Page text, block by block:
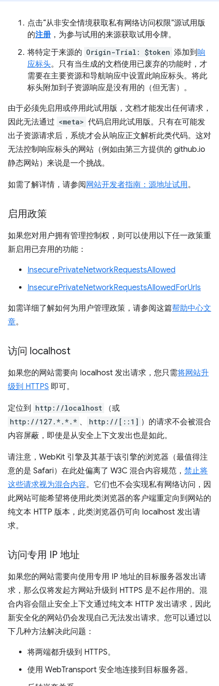
点击“从非安全情境获取私有网络访问权限”源试用版
的注册 ，为参与试用的来源获取试用令牌。
将特定于来源的 Origin-Trial: $token 添加到响
应标头。只有当生成的文档使用已废弃的功能时，才
需要在主要资源和导航响应中设置此响应标头。将此
标头附加到子资源响应是没有用的（但无害）。
由于必须先启用或停用此试用版，文档才能发出任何请求，
因此无法通过 <meta> 代码启用此试用版。 只有在可能发
出子资源请求后，系统才会从响应正文解析此类代码。这对
无法控制响应标头的网站（例如由第三方提供的 github.io
静态网站）来说是一个挑战。
如需了解详情，请参阅网站开发者指南：源地址试用。
启用政策
如果您对用户拥有管理控制权，则可以使用以下任一政策重
新启用已弃用的功能：
InsecurePrivateNetworkRequestsAllowed
InsecurePrivateNetworkRequestsAllowedForUrls
如需详细了解如何为用户管理政策，请参阅这篇帮助中心文
章。
访问 localhost
如果您的网站需要向 localhost 发出请求，您只需将网站升
级到 HTTPS 即可。
定位到 http://localhost （或
http://127.*.*.* 、 http://[::1] ）的请求不会被混合
内容屏蔽，即使是从安全上下文发出也是如此。
请注意，WebKit 引擎及其基于该引擎的浏览器（最值得注
意的是 Safari）在此处偏离了 W3C 混合内容规范， 禁止将
这些请求视为混合内容。它们也不会实现私有网络访问，因
此网站可能希望将使用此类浏览器的客户端重定向到网站的
纯文本 HTTP 版本，此类浏览器仍可向 localhost 发出请
求。
访问专用 IP 地址
如果您的网站需要向使用专用 IP 地址的目标服务器发出请
求，那么仅将发起方网站升级到 HTTPS 是不起作用的。混
合内容会阻止安全上下文通过纯文本 HTTP 发出请求，因此
新安全化的网站仍会发现自己无法发出请求。您可以通过以
下几种方法解决此问题：
将两端都升级到 HTTPS。
使用 WebTransport 安全地连接到目标服务器。